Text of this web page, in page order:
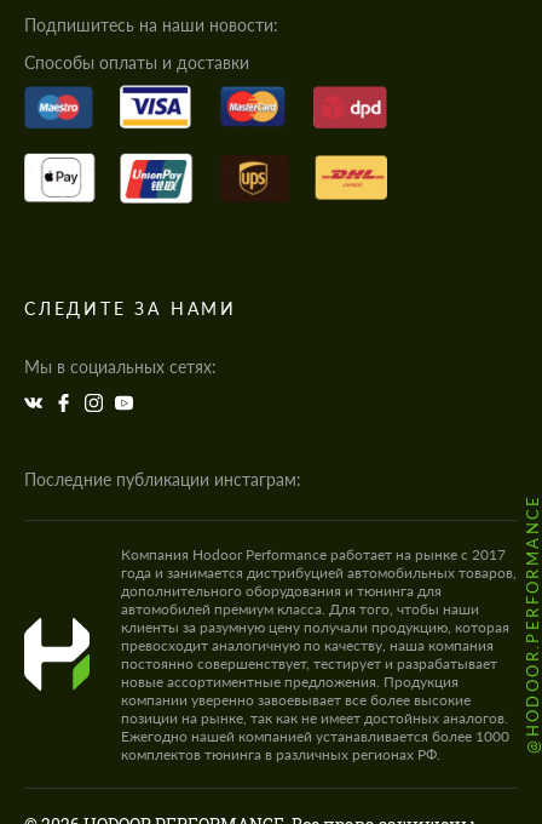
Подпишитесь на наши новости:
Cпособы оплаты и доставки
СЛЕДИТЕ ЗА НАМИ
Мы в социальных сетях:
Последние публикации инстаграм:
@HODOOR.PERFORMANCE
Компания Hodoor Performance работает на рынке с 2017
года и занимается дистрибуцией автомобильных товаров,
дополнительного оборудования и тюнинга для
автомобилей премиум класса. Для того, чтобы наши
клиенты за разумную цену получали продукцию, которая
превосходит аналогичную по качеству, наша компания
постоянно совершенствует, тестирует и разрабатывает
новые ассортиментные предложения. Продукция
компании уверенно завоевывает все более высокие
позиции на рынке, так как не имеет достойных аналогов.
Ежегодно нашей компанией устанавливается более 1000
комплектов тюнинга в различных регионах РФ.